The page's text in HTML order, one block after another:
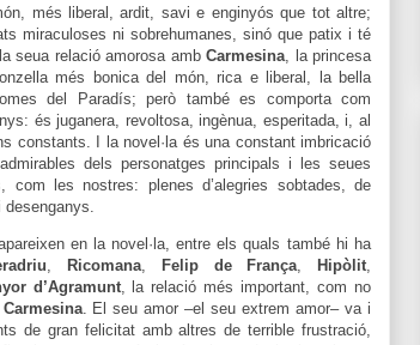
més liberal, ardit, savi e enginyós que tot altre;
miraculoses ni sobrehumanes, sinó que patix i té
seua relació amorosa amb Carmesina, la princesa
més bonica del món, rica e liberal, la bella
del Paradís; però també es comporta com
és juganera, revoltosa, ingènua, esperitada, i, al
constants. I la novel·la és una constant imbricació
dels personatges principals i les seues
com les nostres: plenes d’alegries sobtades, de
en la novel·la, entre els quals també hi ha
, Ricomana, Felip de França, Hipòlit,
d’Agramunt, la relació més important, com no
Carmesina. El seu amor –el seu extrem amor– va i
de gran felicitat amb altres de terrible frustració,